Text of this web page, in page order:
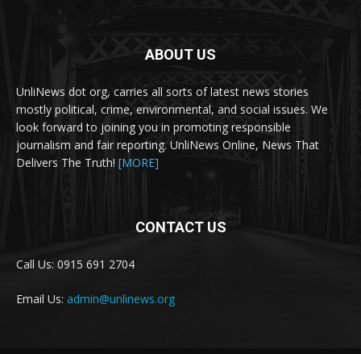
ABOUT US
UnliNews dot org, carries all sorts of latest news stories
mostly political, crime, environmental, and social issues. We
look forward to joining you in promoting responsible
journalism and fair reporting. UnliNews Online, News That
Delivers The Truth! [MORE]
CONTACT US
Call Us: 0915 691 2704
Email Us: admin@unlinews.org